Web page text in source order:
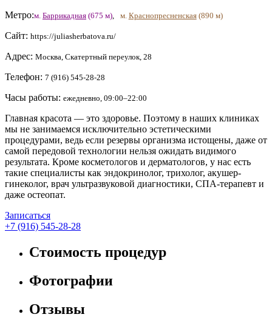
Метро:м. Баррикадная (675 м) м. Краснопресненская(890 м)
Сайт: https://juliasherbatova.ru/
Адрес: Москва, Скатертный переулок, 28
Телефон: 7 (916) 545-28-28
Часы работы: ежедневно, 09:00–22:00
Главная красота — это здоровье. Поэтому в наших клиниках
мы не занимаемся исключительно эстетическими
процедурами, ведь если резервы организма истощены, даже от
самой передовой технологии нельзя ожидать видимого
результата. Кроме косметологов и дерматологов, у нас есть
такие специалисты как эндокринолог, трихолог, акушер-
гинеколог, врач ультразвуковой диагностики, СПА-терапевт и
даже остеопат.
Записаться
+7 (916) 545-28-28
Стоимость процедур
Фотографии
Отзывы